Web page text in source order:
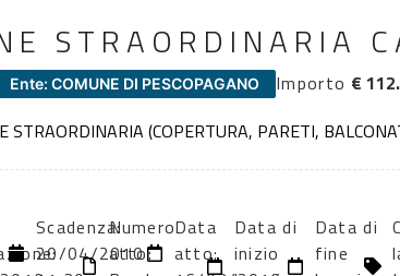
STRAORDINARIA
Ente: COMUNE DI PESCOPAGANO Importo €
(COPERTURA, PARETI,
Scadenza:
20/04/2010
Numero
atto:
Data
atto:
Data di
inizio
Data di
fine